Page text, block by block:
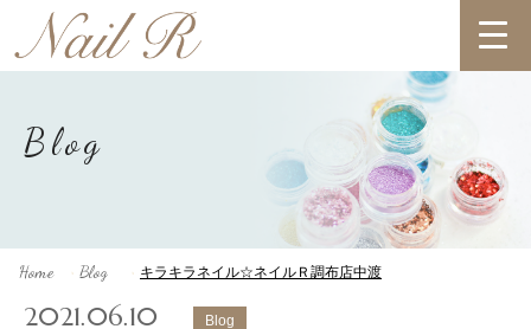
Blog
Home > Blog > キラキラネイル☆ネイルＲ調布店中渡
2021.06.10 Blog